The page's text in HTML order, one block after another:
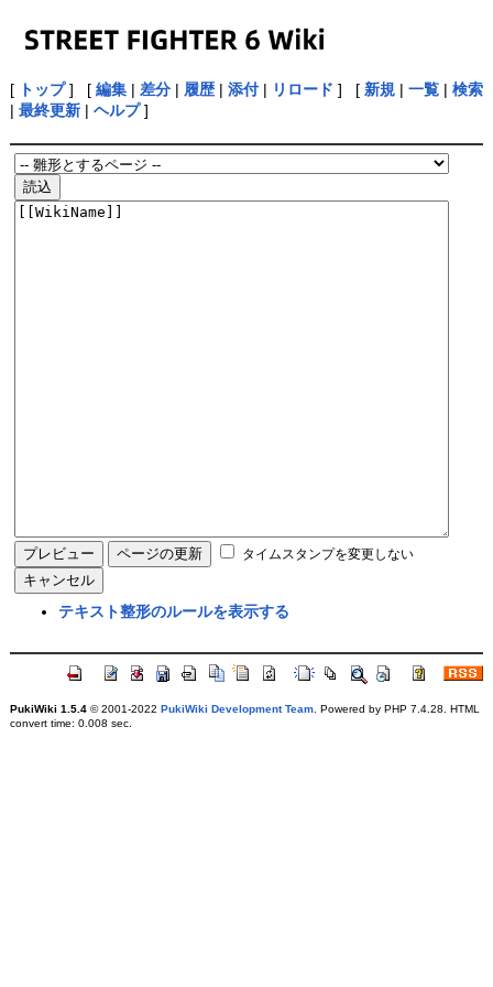
[ トップ] [ 編集| 差分| 履歴| 添付| リロード ] [ 新規| 一覧| 検索
| 最終更新| ヘルプ]
タイムスタンプを変更しない
テキスト整形のルールを表示する
PukiWiki 1.5.4© 2001-2022 PukiWiki Development Team. Powered by PHP 7.4.28. HTML
convert time: 0.008 sec.